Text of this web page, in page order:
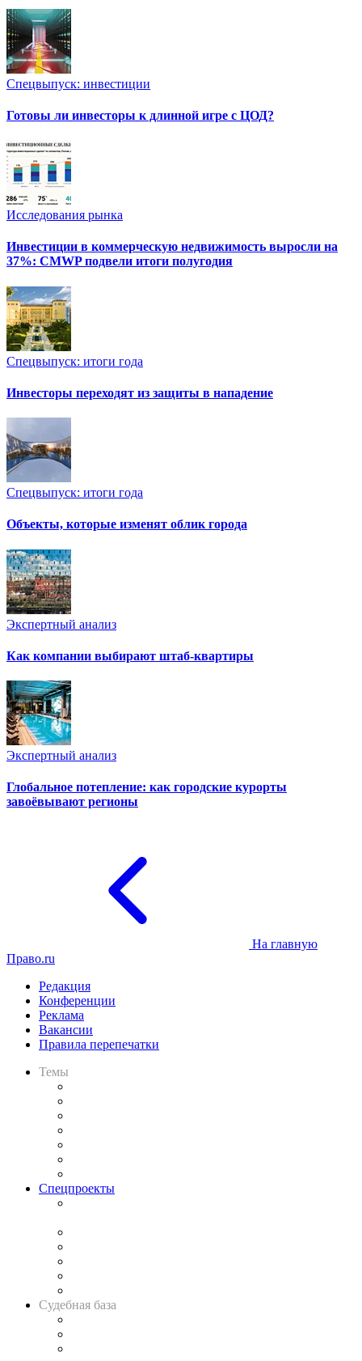
Спецвыпуск: инвестиции
Готовы ли инвесторы к длинной игре с ЦОД?
Исследования рынка
Инвестиции в коммерческую недвижимость выросли на
37%: CMWP подвели итоги полугодия
Спецвыпуск: итоги года
Инвесторы переходят из защиты в нападение
Спецвыпуск: итоги года
Объекты, которые изменят облик города
Экспертный анализ
Как компании выбирают штаб-квартиры
Экспертный анализ
Глобальное потепление: как городские курорты
завоёвывают регионы
На главную
Право.ru
Редакция
Конференции
Реклама
Вакансии
Правила перепечатки
Темы
Спецпроекты
Судебная база